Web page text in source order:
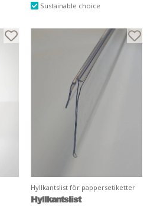
Sustainable choice
Hyllkantslist för pappersetiketter
Hyllkantslist